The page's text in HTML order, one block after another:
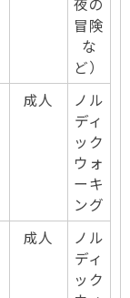
冒険
な
ど）
成人
ノル
ディ
ック
ウォ
ーキ
ング
成人
ノル
ディ
ック